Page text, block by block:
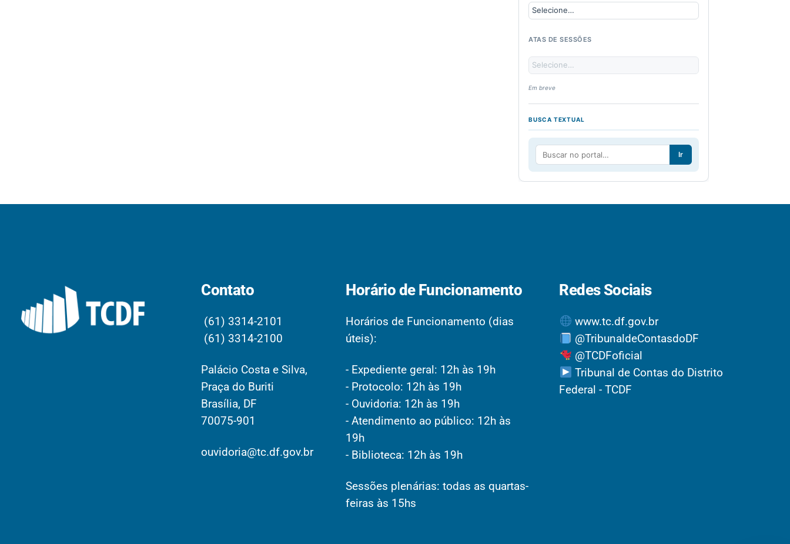
ATAS DE SESSÕES
Em breve
BUSCA TEXTUAL
Ir
Contato
(61) 3314-2101
(61) 3314-2100
Palácio Costa e Silva,
Praça do Buriti
Brasília, DF
70075-901
ouvidoria@tc.df.gov.br
Horário de Funcionamento
Horários de Funcionamento (dias
úteis):
- Expediente geral: 12h às 19h
- Protocolo: 12h às 19h
- Ouvidoria: 12h às 19h
- Atendimento ao público: 12h às
19h
- Biblioteca: 12h às 19h
Sessões plenárias: todas as quartas-
feiras às 15hs
Redes Sociais
www.tc.df.gov.br
@TribunaldeContasdoDF
@TCDFoficial
Tribunal de Contas do Distrito
Federal - TCDF